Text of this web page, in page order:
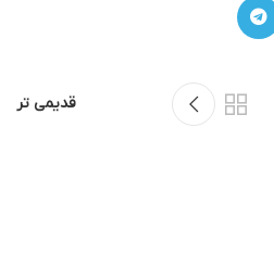
قدیمی تر